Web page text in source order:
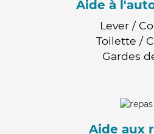
Aide à
Lever /
Toilette /
Gardes
Aide aux